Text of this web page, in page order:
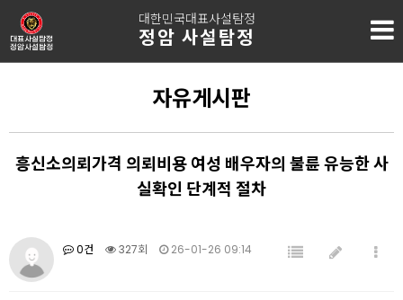
대한민국대표사설탐정
정암 사설탐정
자유게시판
흥신소의뢰가격 의뢰비용 여성 배우자의 불륜 유능한 사
실확인 단계적 절차
0건 327회 26-01-26 09:14